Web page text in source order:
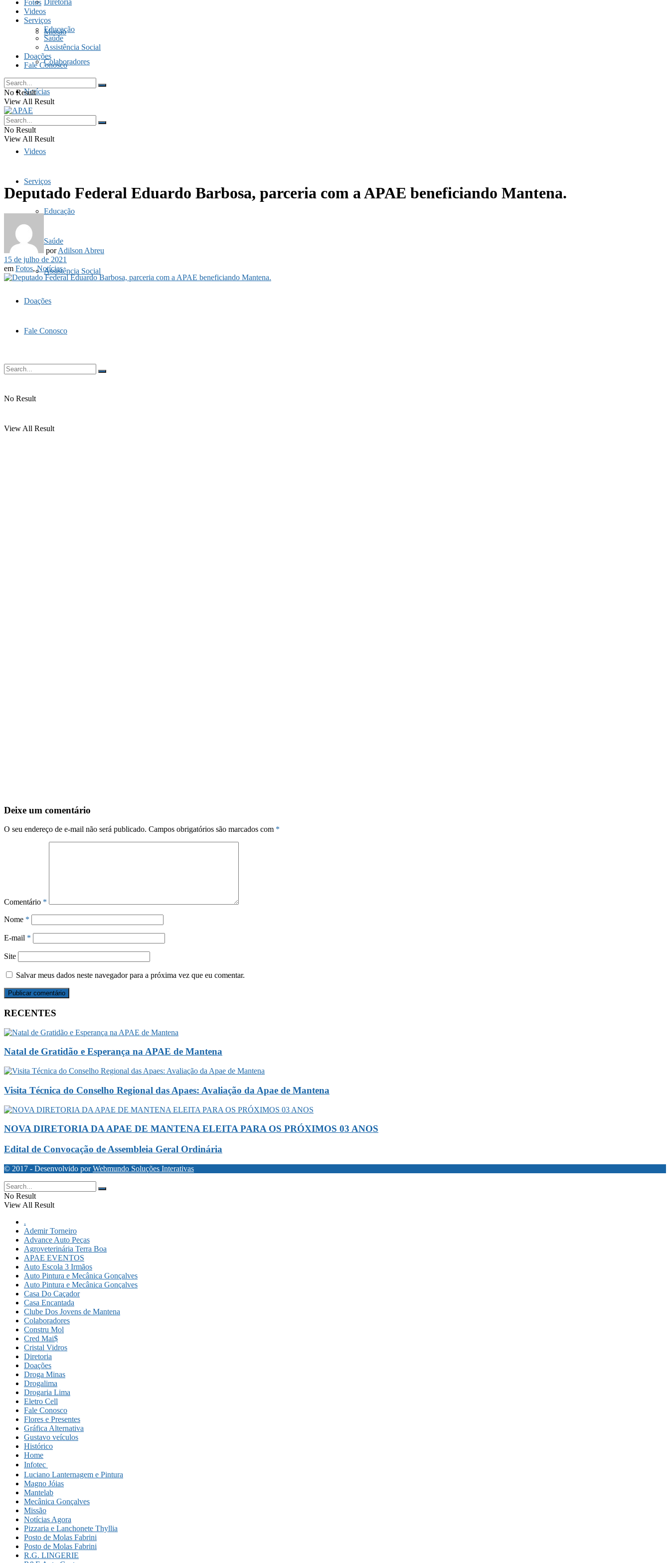
Diretoria
Missão
Colaboradores
Notícias
Fotos
Videos
Serviços
Educação
Saúde
Assistência Social
Doações
Fale Conosco
No Result
View All Result
Fotos
Videos
Serviços
Educação
Saúde
Assistência Social
Doações
Fale Conosco
No Result
View All Result
No Result
View All Result
Deputado Federal Eduardo Barbosa, parceria com a APAE beneficiando Mantena.
por Adilson Abreu
15 de julho de 2021
em Fotos,Notícias
Deixe um comentário
O seu endereço de e-mail não será publicado. Campos obrigatórios são marcados com *
Comentário *
Nome *
E-mail *
Site
Salvar meus dados neste navegador para a próxima vez que eu comentar.
RECENTES
Natal de Gratidão e Esperança na APAE de Mantena
Visita Técnica do Conselho Regional das Apaes: Avaliação da Apae de Mantena
NOVA DIRETORIA DA APAE DE MANTENA ELEITA PARA OS PRÓXIMOS 03 ANOS
Edital de Convocação de Assembleia Geral Ordinária
© 2017 - Desenvolvido porWebmundo Soluções Interativas
No Result
View All Result
.
Ademir Torneiro
Advance Auto Peças
Agroveterinária Terra Boa
APAE EVENTOS
Auto Escola 3 Irmãos
Auto Pintura e Mecânica Gonçalves
Auto Pintura e Mecânica Gonçalves
Casa Do Caçador
Casa Encantada
Clube Dos Jovens de Mantena
Colaboradores
Constru Mol
Cred Mai$
Cristal Vidros
Diretoria
Doações
Droga Minas
Drogalima
Drogaria Lima
Eletro Cell
Fale Conosco
Flores e Presentes
Gráfica Alternativa
Gustavo veículos
Histórico
Home
Infotec
Luciano Lanternagem e Pintura
Magno Jóias
Mantelab
Mecânica Gonçalves
Missão
Notícias Agora
Pizzaria e Lanchonete Thyllia
Posto de Molas Fabrini
Posto de Molas Fabrini
R.G. LINGERIE